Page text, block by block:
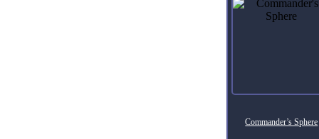
Commander’s Sphere